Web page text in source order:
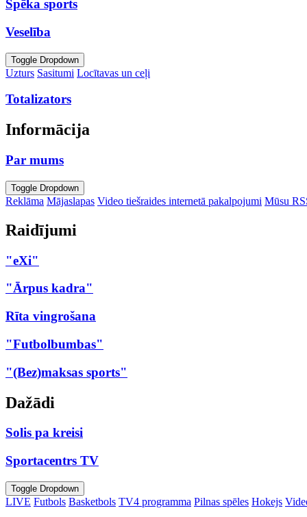
Spēka sports
Veselība
Toggle Dropdown
Uzturs Sasitumi Locītavas un ceļi
Totalizators
Informācija
Par mums
Toggle Dropdown
Reklāma Mājaslapas Video tiešraides internetā pakalpojumi Mūsu
Raidījumi
"eXi"
"Ārpus kadra"
Rīta vingrošana
"Futbolbumbas"
"(Bez)maksas sports"
Dažādi
Solis pa kreisi
Sportacentrs TV
Toggle Dropdown
LIVE Futbols Basketbols TV4 programma Pilnas spēles Hokejs